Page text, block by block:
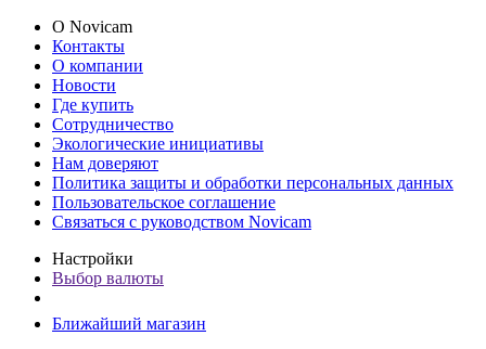
О Novicam
Контакты
О компании
Новости
Где купить
Сотрудничество
Экологические инициативы
Нам доверяют
Политика защиты и обработки персональных данных
Пользовательское соглашение
Связаться с руководством Novicam
Настройки
Выбор валюты
Ближайший магазин